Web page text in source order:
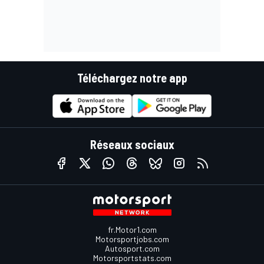
Téléchargez notre app
Réseaux sociaux
fr.Motor1.com
Motorsportjobs.com
Autosport.com
Motorsportstats.com